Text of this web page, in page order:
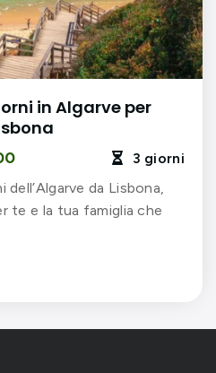
in Algarve per

3 giorni
da Lisbona,
te e la tua famiglia che